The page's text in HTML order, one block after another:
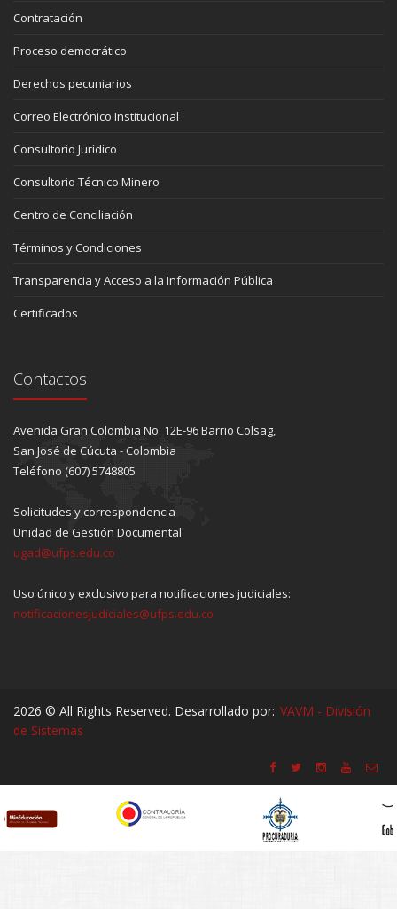
Contratación
Proceso democrático
Derechos pecuniarios
Correo Electrónico Institucional
Consultorio Jurídico
Consultorio Técnico Minero
Centro de Conciliación
Términos y Condiciones
Transparencia y Acceso a la Información Pública
Certificados
Contactos
Avenida Gran Colombia No. 12E-96 Barrio Colsag,
San José de Cúcuta - Colombia
Teléfono (607) 5748805
Solicitudes y correspondencia
Unidad de Gestión Documental
ugad@ufps.edu.co
Uso único y exclusivo para notificaciones judiciales:
notificacionesjudiciales@ufps.edu.co
2026 © All Rights Reserved. Desarrollado por: VAVM - División
de Sistemas